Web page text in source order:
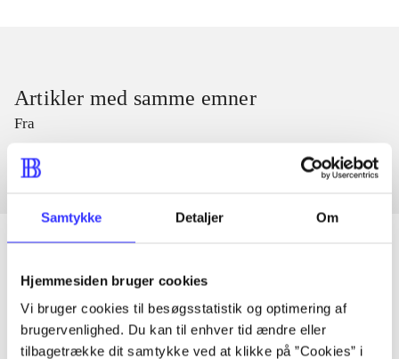
Samtykke Detaljer Om
Hjemmesiden bruger cookies
Vi bruger cookies til besøgsstatistik og optimering af
brugervenlighed. Du kan til enhver tid ændre eller
tilbagetrække dit samtykke ved at klikke på ”Cookies” i
Artikler med samme emner
Fra
Artikler
Alle registrerede artikler fordelt på udgivelser